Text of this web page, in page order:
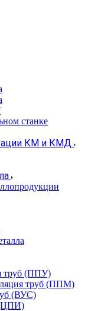
станке
КМ и КМД
труб (ППУ)
труб (ППМ)
(ВУС)
(ЦПИ)